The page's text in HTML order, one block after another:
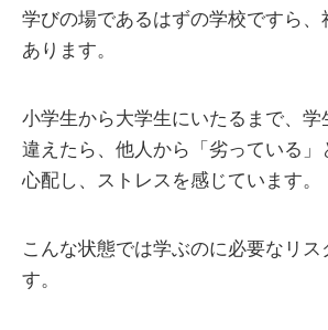
学びの場であるはずの学校ですら
あります。
小学生から大学生にいたるまで、学
違えたら、他人から「劣っている」
心配し、ストレスを感じています。
こんな状態では学ぶのに必要なリ
す。